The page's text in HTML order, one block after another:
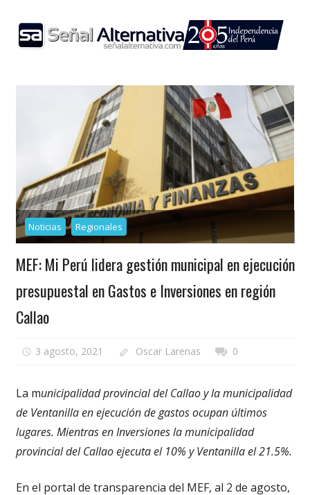
content
Noticias Regionales
MEF: Mi Perú lidera gestión municipal en ejecución
presupuestal en Gastos e Inversiones en región
Callao
3 agosto, 2021 Oscar Larenas 0
La municipalidad provincial del Callao y la municipalidad
de Ventanilla en ejecución de gastos ocupan últimos
lugares. Mientras en Inversiones la municipalidad
provincial del Callao ejecuta el 10% y Ventanilla el 21.5%.
En el portal de transparencia del MEF, al 2 de agosto,